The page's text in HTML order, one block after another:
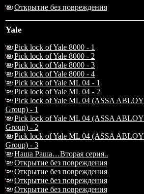
Открытие без повреждения
Yale
Pick lock of Yale 8000 - 1
Pick lock of Yale 8000 - 2
Pick lock of Yale 8000 - 3
Pick lock of Yale 8000 - 4
Pick lock of Yale ML 04 - 1
Pick lock of Yale ML 04 - 2
Pick lock of Yale ML 04 (ASSA ABLOY
Group) - 1
Pick lock of Yale ML 04 (ASSA ABLOY
Group) - 2
Pick lock of Yale ML 04 (ASSA ABLOY
Group) - 3
Наша Раша…Вторая серия..
Открытие без повреждения
Открытие без повреждения
Открытие без повреждения
Открытие без повреждения